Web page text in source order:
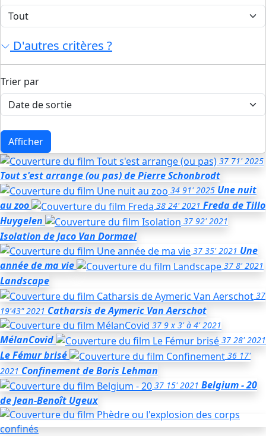
D'autres critères ?
Trier par
Afficher
37 71' 2025
Tout s'est arrange (ou pas)de Pierre Schonbrodt
34 91' 2025 Une nuit
au zoo
38 24' 2021 Fredade Tillo
Huygelen
37 92' 2021
Isolation de Jaco Van Dormael
37 35' 2021 Une
année de ma vie
37 8' 2021
Landscape
37
19'43" 2021 Catharsis de Aymeric Van Aerschot
37 9 x 3' à 4' 2021
MélanCovid 37 28' 2021
Le Fémur brisé 36 17'
2021 Confinementde Boris Lehman
37 15' 2021 Belgium - 20
de Jean-Benoît Ugeux